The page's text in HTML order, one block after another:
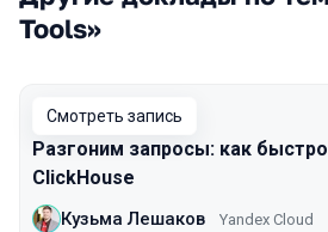
Tools»
Смотреть запись
Разгоним запросы: как
ClickHouse
Кузьма Лешаков Yandex Cloud